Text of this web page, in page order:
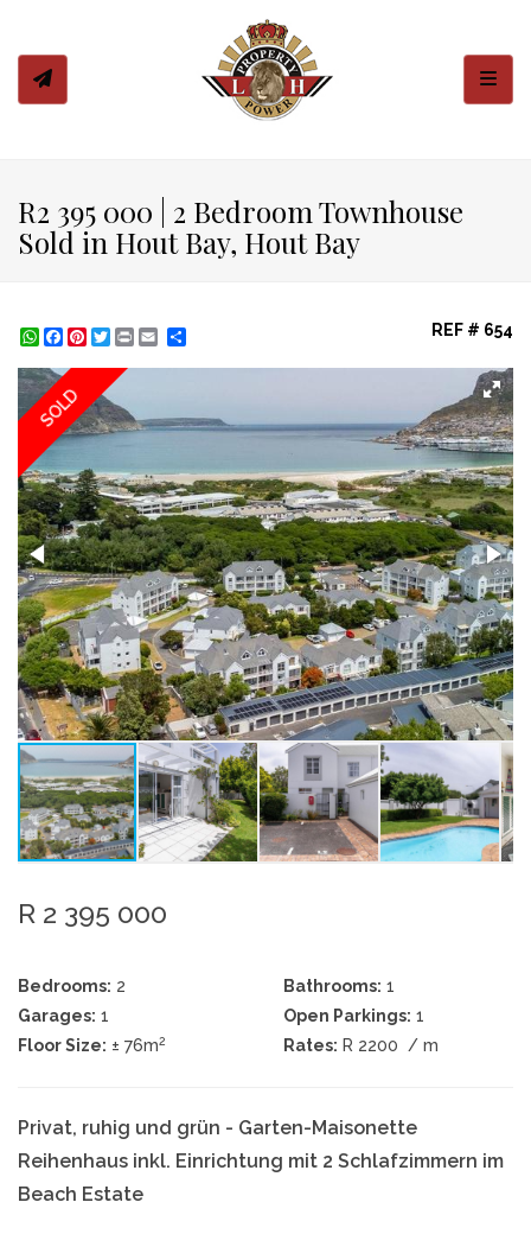
R2 395 000 | 2 Bedroom Townhouse
Sold in Hout Bay, Hout Bay
WhatsApp
Facebook
Pinterest
Twitter
Print REF # 654
SOLD
R 2 395 000
Bedrooms: 2 Bathrooms: 1
Garages: 1 Open Parkings: 1
Floor Size: ± 76m2 Rates: R 2200 / m
Privat, ruhig und grün - Garten-Maisonette
Reihenhaus inkl. Einrichtung mit 2 Schlafzimmern im
Beach Estate